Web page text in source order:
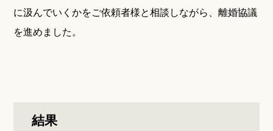
に汲んでいくかをご依頼者様と相談しながら、離婚協議
を進めました。
結果